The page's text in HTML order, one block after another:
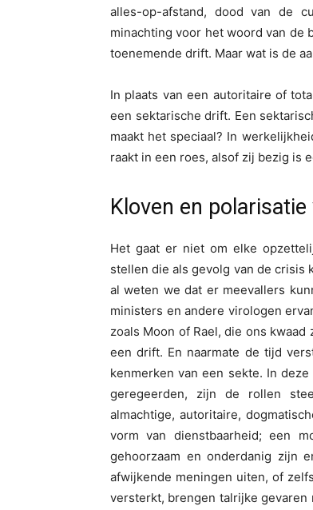
alles-op-afstand, dood van de
minachting voor het woord van de
toenemende drift. Maar wat is de
In plaats van een autoritaire of
een sektarische drift. Een
maakt het speciaal? In
raakt in een roes, alsof zij bezig is
Kloven en
Het gaat er niet om elke
stellen die als gevolg van de crisis
al weten we dat er meevallers
ministers en andere virologen
zoals Moon of Rael, die ons
een drift. En naarmate de tijd
kenmerken van een sekte. In
geregeerden, zijn de rollen
almachtige, autoritaire,
vorm van dienstbaarheid; een
gehoorzaam en onderdanig zijn
afwijkende meningen uiten, of
versterkt, brengen talrijke